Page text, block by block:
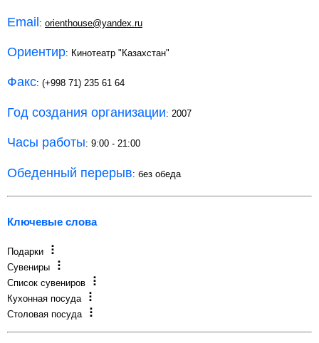
Email: orienthouse@yandex.ru
Ориентир: Кинотеатр "Казахстан"
Факс: (+998 71) 235 61 64
Год создания организации: 2007
Часы работы: 9:00 - 21:00
Обеденный перерыв: без обеда
Ключевые слова
Подарки
Сувениры
Список сувениров
Кухонная посуда
Столовая посуда